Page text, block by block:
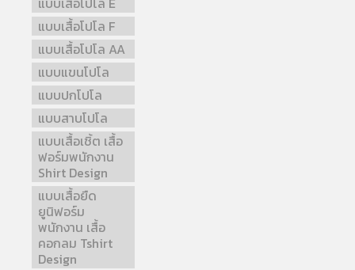
แบบเสื้อโปโล F
แบบเสื้อโปโล AA
แบบแขนโปโล
แบบปกโปโล
แบบสาบโปโล
แบบเสื้อเชิ้ต เสื้อ
ฟอร์มพนักงาน
Shirt Design
แบบเสื้อยืด
ยูนิฟอร์ม
พนักงาน เสื้อ
คอกลม Tshirt
Design